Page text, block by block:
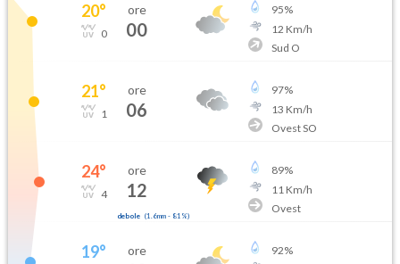
20°
0
ore
00
95%
12 Km/h
Sud O
21°
1
ore
06
97%
13 Km/h
Ovest SO
24°
4
ore
12
debole (1.6mm- 81 %)
89%
11 Km/h
Ovest
19° ore 92%